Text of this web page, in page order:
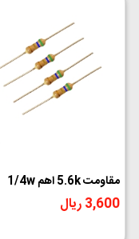
مقاومت 5.6k اهم 1/4w
3,600 ریال